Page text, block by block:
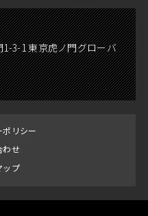
3-1 東京虎ノ門グローバ
ポリシー
わせ
ップ